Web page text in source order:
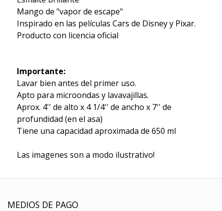
Mango de "vapor de escape"
Inspirado en las películas Cars de Disney y Pixar.
Producto con licencia oficial
Importante:
Lavar bien antes del primer uso.
Apto para microondas y lavavajillas.
Aprox. 4'' de alto x 4 1/4'' de ancho x 7'' de
profundidad (en el asa)
Tiene una capacidad aproximada de 650 ml
Las imagenes son a modo ilustrativo!
MEDIOS DE PAGO